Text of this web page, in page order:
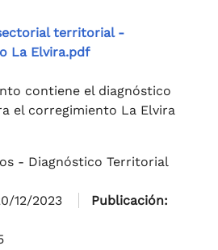
territorial -
La Elvira.pdf
contiene el diagnóstico
el corregimiento La Elvira
- Diagnóstico Territorial
12/2023
Publicación: